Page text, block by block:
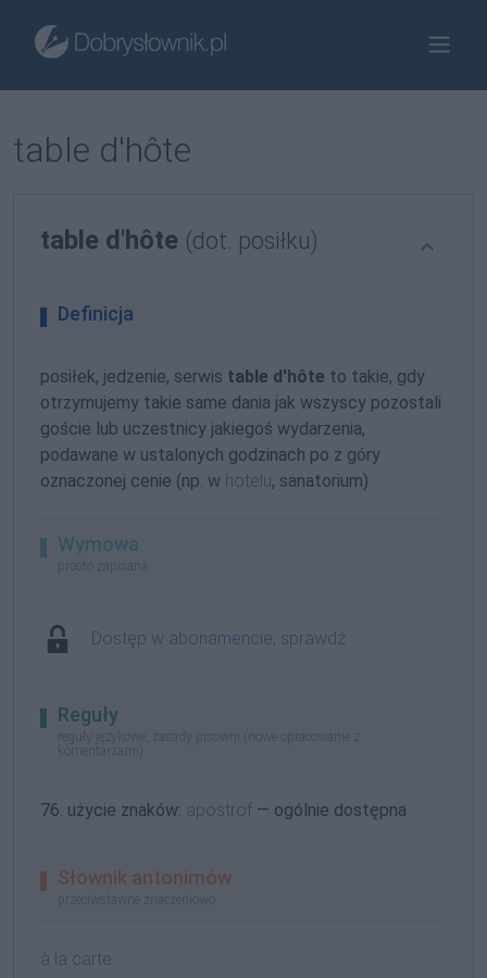
table d'hôte
table d'hôte (dot. posiłku)
Definicja
posiłek, jedzenie, serwis table d'hôte to takie, gdy
otrzymujemy takie same dania jak wszyscy pozostali
goście lub uczestnicy jakiegoś wydarzenia,
podawane w ustalonych godzinach po z góry
oznaczonej cenie (np. w hotelu, sanatorium)
Wymowa
prosto zapisana
Dostęp w abonamencie, sprawdź
Reguły
reguły językowe, zasady pisowni (nowe opracowanie z
komentarzami)
76. użycie znaków: apostrof — ogólnie dostępna
Słownik antonimów
przeciwstawne znaczeniowo
à la carte